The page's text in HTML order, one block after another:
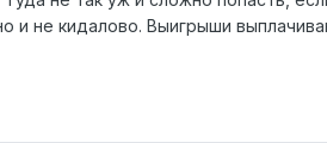
и не кидалово. Выигрыши